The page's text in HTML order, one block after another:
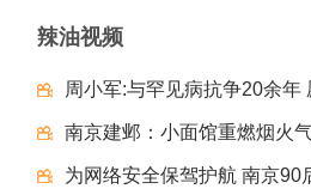
辣油视频
周小军:与罕见病抗争20余年
南京建邺：小面馆重燃烟火
为网络安全保驾护航 南京90